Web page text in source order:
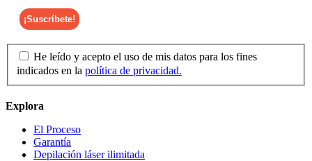
He leído y acepto el uso de mis datos para los fines
indicados en la política de privacidad.
Explora
El Proceso
Garantía
Depilación láser ilimitada